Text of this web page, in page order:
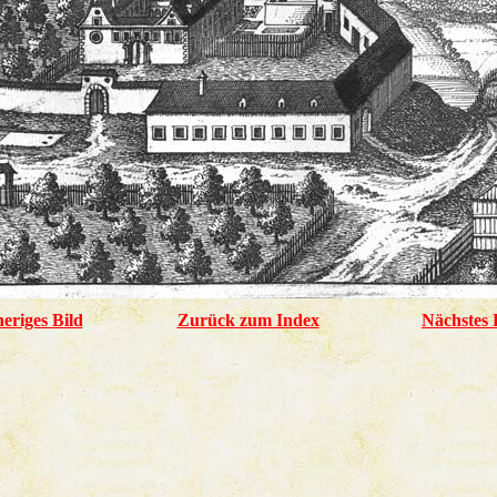
Bild Zurück zum Index Nächstes